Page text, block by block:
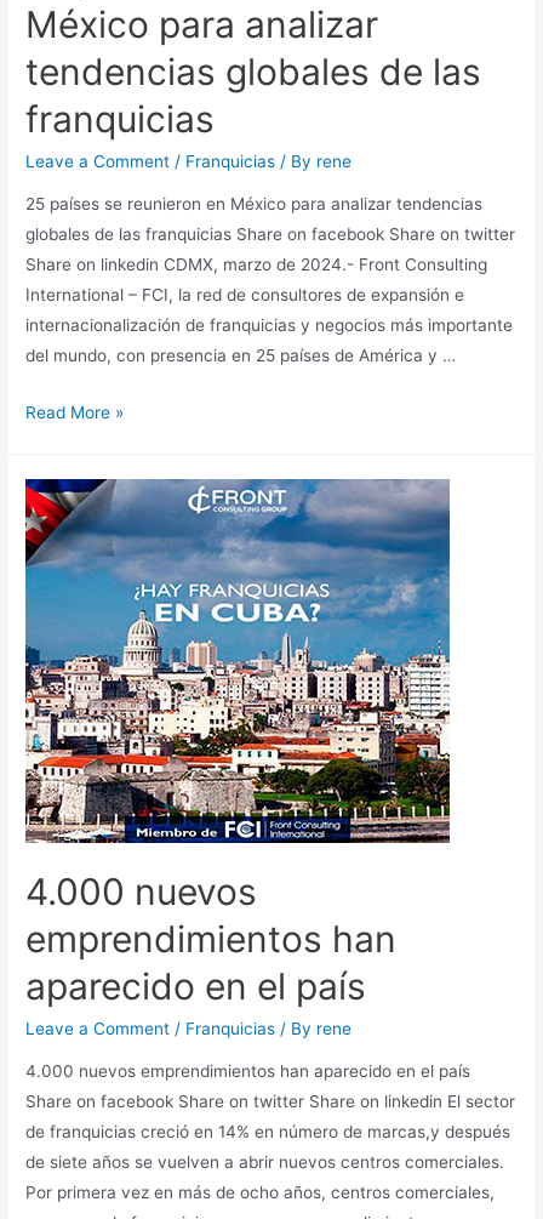
México para analizar
tendencias globales de las
franquicias
Leave a Comment / Franquicias / By rene
25 países se reunieron en México para analizar tendencias
globales de las franquicias Share on facebook Share on twitter
Share on linkedin CDMX, marzo de 2024.- Front Consulting
International – FCI, la red de consultores de expansión e
internacionalización de franquicias y negocios más importante
del mundo, con presencia en 25 países de América y …
Read More »
4.000 nuevos
emprendimientos han
aparecido en el país
Leave a Comment / Franquicias / By rene
4.000 nuevos emprendimientos han aparecido en el país
Share on facebook Share on twitter Share on linkedin El sector
de franquicias creció en 14% en número de marcas,y después
de siete años se vuelven a abrir nuevos centros comerciales.
Por primera vez en más de ocho años, centros comerciales,